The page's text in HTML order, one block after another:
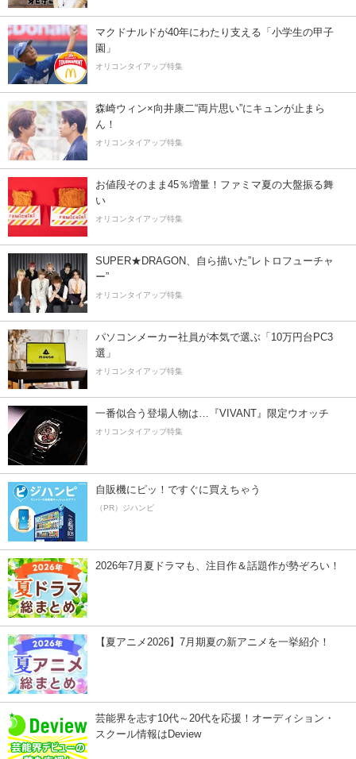
マクドナルドが40年にわたり支える「小学生の甲子
園」
オリコンタイアップ特集
森崎ウィン×向井康二“両片思い”にキュンが止まら
ん！
オリコンタイアップ特集
お値段そのまま45％増量！ファミマ夏の大盤振る舞
い
オリコンタイアップ特集
SUPER★DRAGON、自ら描いた”レトロフューチャ
ー”
オリコンタイアップ特集
パソコンメーカー社員が本気で選ぶ「10万円台PC3
選」
オリコンタイアップ特集
一番似合う登場人物は…『VIVANT』限定ウオッチ
オリコンタイアップ特集
自販機にピッ！ですぐに買えちゃう
（PR）ジハンピ
2026年7月夏ドラマも、注目作＆話題作が勢ぞろい！
【夏アニメ2026】7月期夏の新アニメを一挙紹介！
芸能界を志す10代～20代を応援！オーディション・
スクール情報はDeview